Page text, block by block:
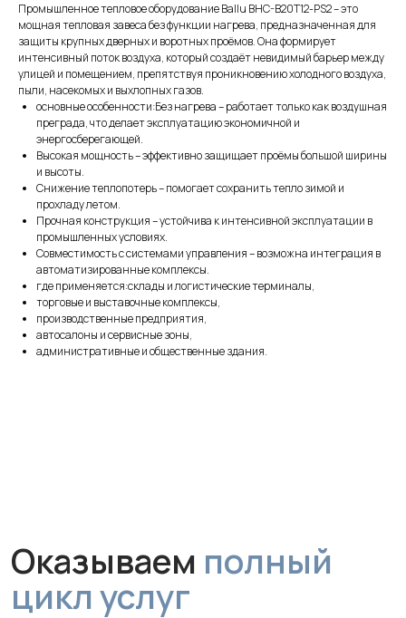
Промышленное тепловое оборудование Ballu BHC-B20T12-PS2 – это
мощная тепловая завеса без функции нагрева, предназначенная для
защиты крупных дверных и воротных проёмов. Она формирует
интенсивный поток воздуха, который создаёт невидимый барьер между
улицей и помещением, препятствуя проникновению холодного воздуха,
пыли, насекомых и выхлопных газов.
основные особенности:Без нагрева – работает только как воздушная
преграда, что делает эксплуатацию экономичной и
энергосберегающей.
Высокая мощность – эффективно защищает проёмы большой ширины
и высоты.
Снижение теплопотерь – помогает сохранить тепло зимой и
прохладу летом.
Прочная конструкция – устойчива к интенсивной эксплуатации в
промышленных условиях.
Совместимость с системами управления – возможна интеграция в
автоматизированные комплексы.
где применяется:склады и логистические терминалы,
торговые и выставочные комплексы,
производственные предприятия,
автосалоны и сервисные зоны,
административные и общественные здания.
Оказываемполный
цикл услуг
за 1 час без грязи и сложного
ремонта. Гарантируем аккуратную
работу и надежное крепление
устройства.